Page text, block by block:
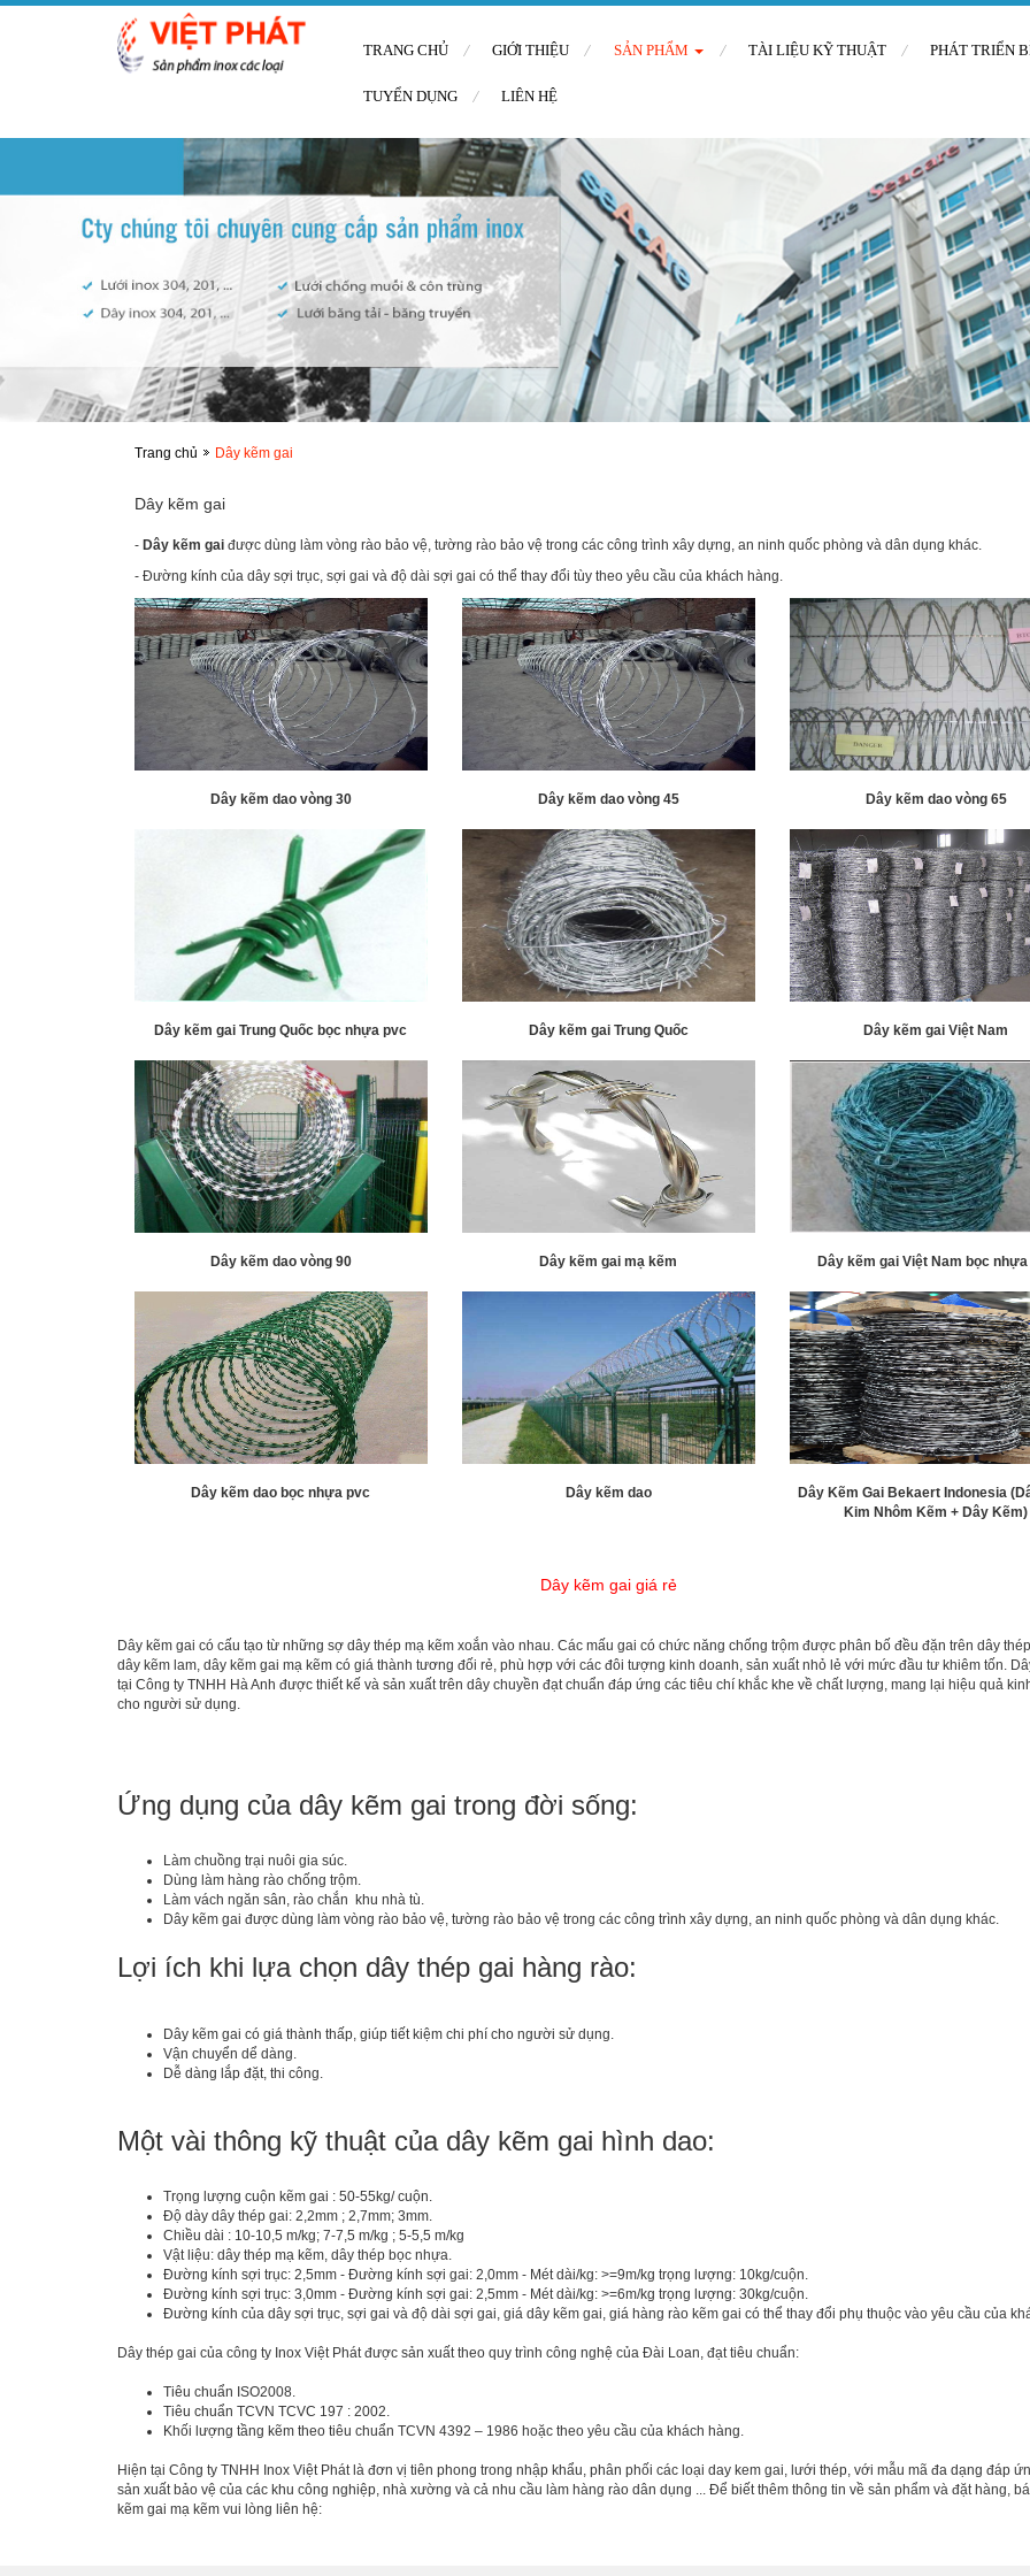
TRANG CHỦ GIỚI THIỆU SẢN PHẨM TÀI LIỆU KỸ THUẬT PHÁT TRIỂN
TUYỂN DỤNG LIÊN HỆ
Trang chủ Dây kẽm gai
Dây kẽm gai
- Dây kẽm gai được dùng làm vòng rào bảo vệ, tường rào bảo vệ trong các công trình xây dựng, an ninh quốc phòng và dân dụng khác.
- Đường kính của dây sợi trục, sợi gai và độ dài sợi gai có thể thay đổi tùy theo yêu cầu của khách hàng.
Dây kẽm dao vòng 30 Dây kẽm dao vòng 45 Dây kẽm dao vòng 65
Dây kẽm gai Trung Quốc bọc nhựa pvc Dây kẽm gai Trung Quốc Dây kẽm gai Việt Nam
Dây kẽm dao vòng 90 Dây kẽm gai mạ kẽm Dây kẽm gai Việt Nam bọc
Dây kẽm dao bọc nhựa pvc Dây kẽm dao
Dây Kẽm Gai Bekaert Indonesia
Kim Nhôm Kẽm + Dây Kẽm)
Dây kẽm gai giá rẻ
Dây kẽm gai có cấu tạo từ những sợ dây thép mạ kẽm xoắn vào nhau. Các mấu gai có chức năng chống trộm được phân bố đều đặn trên dây
dây kẽm lam, dây kẽm gai mạ kẽm có giá thành tương đối rẻ, phù hợp với các đôi tượng kinh doanh, sản xuất nhỏ lẻ với mức đầu tư khiêm tốn.
tại Công ty TNHH Hà Anh được thiết kế và sản xuất trên dây chuyền đạt chuẩn đáp ứng các tiêu chí khắc khe về chất lượng, mang lại hiệu quả
cho người sử dụng.
Ứng dụng của dây kẽm gai trong đời sống:
Làm chuồng trại nuôi gia súc.
Dùng làm hàng rào chống trộm.
Làm vách ngăn sân, rào chắn khu nhà tù.
Dây kẽm gai được dùng làm vòng rào bảo vệ, tường rào bảo vệ trong các công trình xây dựng, an ninh quốc phòng và dân dụng khác.
Lợi ích khi lựa chọn dây thép gai hàng rào:
Dây kẽm gai có giá thành thấp, giúp tiết kiệm chi phí cho người sử dụng.
Vận chuyển dể dàng.
Dễ dàng lắp đặt, thi công.
Một vài thông kỹ thuật của dây kẽm gai hình dao:
Trọng lượng cuộn kẽm gai : 50-55kg/ cuộn.
Độ dày dây thép gai: 2,2mm ; 2,7mm; 3mm.
Chiều dài : 10-10,5 m/kg; 7-7,5 m/kg ; 5-5,5 m/kg
Vật liệu: dây thép mạ kẽm, dây thép bọc nhựa.
Đường kính sợi trục: 2,5mm - Đường kính sợi gai: 2,0mm - Mét dài/kg: >=9m/kg trọng lượng: 10kg/cuộn.
Đường kính sợi trục: 3,0mm - Đường kính sợi gai: 2,5mm - Mét dài/kg: >=6m/kg trọng lượng: 30kg/cuộn.
Đường kính của dây sợi trục, sợi gai và độ dài sợi gai, giá dây kẽm gai, giá hàng rào kẽm gai có thể thay đổi phụ thuộc vào yêu cầu của
Dây thép gai của công ty Inox Việt Phát được sản xuất theo quy trình công nghệ của Đài Loan, đạt tiêu chuẩn:
Tiêu chuẩn ISO2008.
Tiêu chuẩn TCVN TCVC 197 : 2002.
Khối lượng tầng kẽm theo tiêu chuẩn TCVN 4392 – 1986 hoặc theo yêu cầu của khách hàng.
Hiện tại Công ty TNHH Inox Việt Phát là đơn vị tiên phong trong nhập khẩu, phân phối các loại day kem gai, lưới thép, với mẫu mã đa dạng đáp
sản xuất bảo vệ của các khu công nghiệp, nhà xường và cả nhu cầu làm hàng rào dân dụng ... Để biết thêm thông tin về sản phẩm và đặt hàng,
kẽm gai mạ kẽm vui lòng liên hệ: